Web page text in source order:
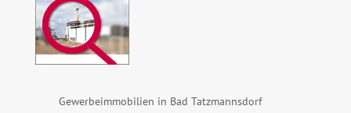
Gewerbeimmobilien in Bad Tatzmannsdorf